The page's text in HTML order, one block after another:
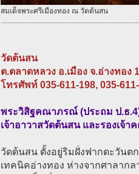
สมเด็จพระศรีเมืองทอง ณ วัดต้นสน
............................................................................
วัดต้นสน
ต.ตลาดหลวง อ.เมือง จ.อ่างทอง
โทรศัพท์ 035-611-198, 035-
พระวิสิฐคณาภรณ์ (ประถม ป.ธ
เจ้าอาวาสวัดต้นสน และรองเจ้า
วัดต้นสน ตั้งอยู่ริมฝั่งฟากตะวันต
เทคนิคอ่างทอง ห่างจากศาลาก